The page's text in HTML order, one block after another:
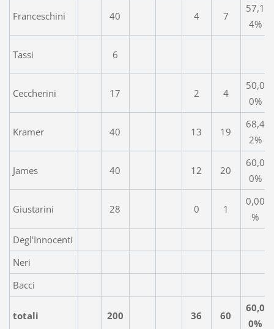
Franceschini 40 4 7
57,1
4%
Tassi 6
Ceccherini 17 2 4
50,0
0%
Kramer 40 13 19
68,4
2%
James 40 12 20
60,0
0%
Giustarini 28 0 1
0,00
%
Degl'Innocenti
Neri
Bacci
totali 200 36 60
60,0
0%